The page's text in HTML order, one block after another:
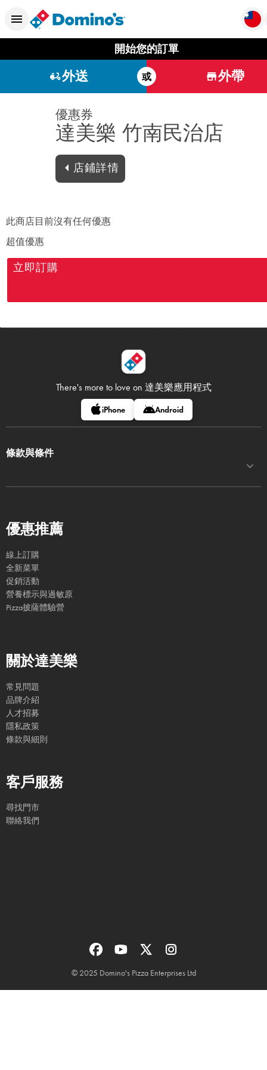
開始您的訂單
外送 或 外帶
優惠券
達美樂 竹南民治店
店鋪詳情
此商店目前沒有任何優惠
超值優惠
立即訂購
There's more to love on 達美樂應用程式
iPhone Android
條款與條件
優惠推薦
線上訂購
全新菜單
促銷活動
營養標示與過敏原
Pizza披薩體驗營
關於達美樂
常見問題
品牌介紹
人才招募
隱私政策
條款與細則
客戶服務
尋找門市
聯絡我們
© 2025 Domino's Pizza Enterprises Ltd